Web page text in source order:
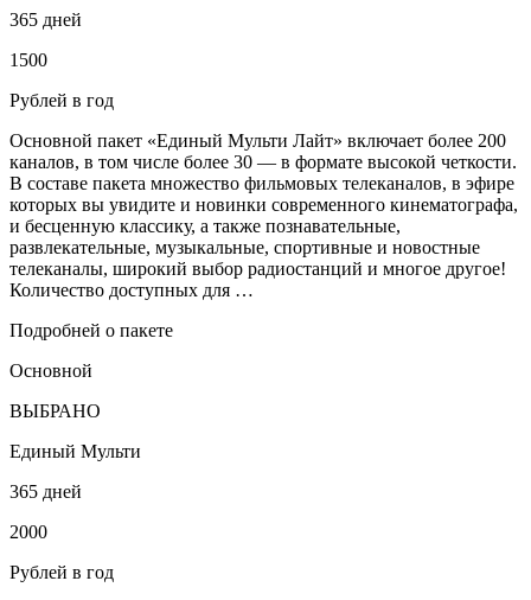
365 дней
1500
Рублей в год
Основной пакет «Единый Мульти Лайт» включает более 200
каналов, в том числе более 30 — в формате высокой четкости.
В составе пакета множество фильмовых телеканалов, в эфире
которых вы увидите и новинки современного кинематографа,
и бесценную классику, а также познавательные,
развлекательные, музыкальные, спортивные и новостные
телеканалы, широкий выбор радиостанций и многое другое!
Количество доступных для …
Подробней о пакете
Основной
ВЫБРАНО
Единый Мульти
365 дней
2000
Рублей в год